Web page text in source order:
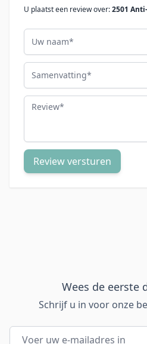
U plaatst een review over:2501
Uw naam
Samenvatting
Review
Review versturen
Wees de eerste
Schrijf u in voor onze
E-mail adres